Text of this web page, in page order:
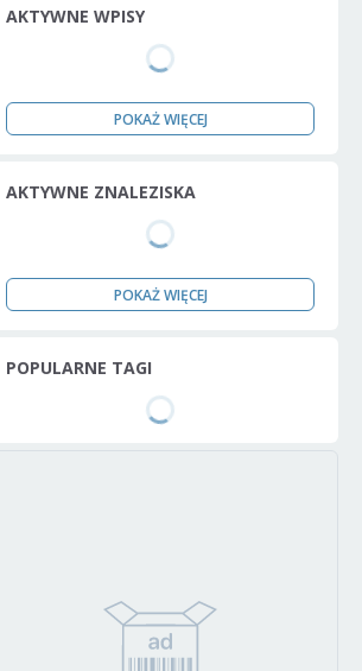
AKTYWNE WPISY
POKAŻ WIĘCEJ
AKTYWNE ZNALEZISKA
POKAŻ WIĘCEJ
POPULARNE TAGI